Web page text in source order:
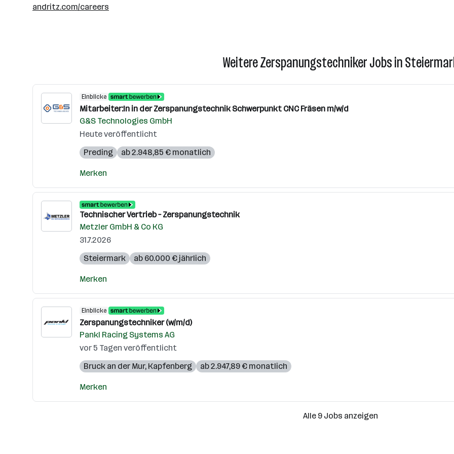
andritz.com/careers
Weitere Zerspanungstechniker Jobs in
Einblicke
Mitarbeiter:In in der Zerspanungstechnik Schwerpunkt CNC Fräsen m/w/d
G&S Technologies GmbH
Heute veröffentlicht
Preding
ab 2.948,85 € monatlich
Merken
Technischer Vertrieb – Zerspanungstechnik
Metzler GmbH & Co KG
31.7.2026
Steiermark
ab 60.000 € jährlich
Merken
Einblicke
Zerspanungstechniker (w/m/d)
Pankl Racing Systems AG
vor 5 Tagen veröffentlicht
Bruck an der Mur, Kapfenberg ab 2.947,89 € monatlich
Merken
Alle 9 Jobs anzeigen